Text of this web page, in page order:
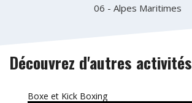
06 - Alpes Maritimes
Découvrez d'autres activités
Boxe et Kick Boxing